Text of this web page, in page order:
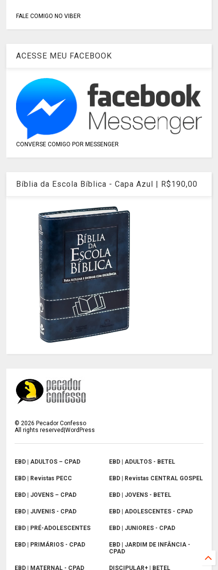
FALE COMIGO NO VIBER
ACESSE MEU FACEBOOK
CONVERSE COMIGO POR MESSENGER
Bíblia da Escola Bíblica - Capa Azul | R$190,00
©2026 Pecador Confesso
All rights reserved|WordPress
EBD | ADULTOS – CPAD EBD | ADULTOS - BETEL
EBD | Revistas PECC EBD | Revistas CENTRAL GOSPEL
EBD | JOVENS – CPAD EBD | JOVENS - BETEL
EBD | JUVENIS - CPAD EBD | ADOLESCENTES - CPAD
EBD | PRÉ-ADOLESCENTES EBD | JUNIORES - CPAD
EBD | PRIMÁRIOS - CPAD
EBD | JARDIM DE INFÂNCIA -
CPAD
EBD | MATERNAL - CPAD DISCIPULAR+ | BETEL